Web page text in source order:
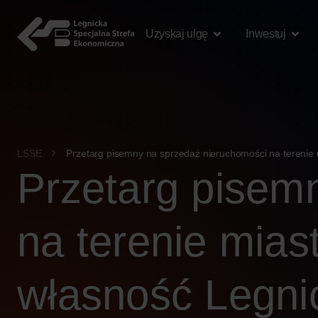
Uzyskaj ulgę
Inwestuj
LSSE Przetarg pisemny na sprzedaż nieruchomości na terenie
Przetarg
na terenie
własność